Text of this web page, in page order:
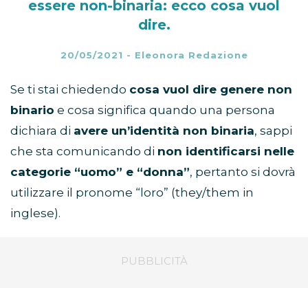
essere non-binaria: ecco cosa vuol
dire.
20/05/2021 - Eleonora Redazione
Se ti stai chiedendo cosa vuol dire genere non
binario e cosa significa quando una persona
dichiara di avere un’identità non binaria, sappi
che sta comunicando di non identificarsi nelle
categorie “uomo” e “donna”, pertanto si dovrà
utilizzare il pronome “loro” (they/them in
inglese).